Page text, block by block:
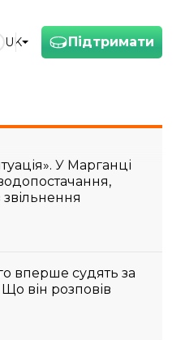
Підтримати
UK
У Марганці
вперше судять за
він розповів